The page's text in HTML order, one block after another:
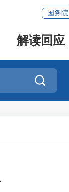
国务院
解读回应
